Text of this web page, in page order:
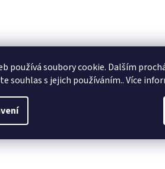
používá soubory cookie. Dalším
souhlas s jejich používáním.. Více